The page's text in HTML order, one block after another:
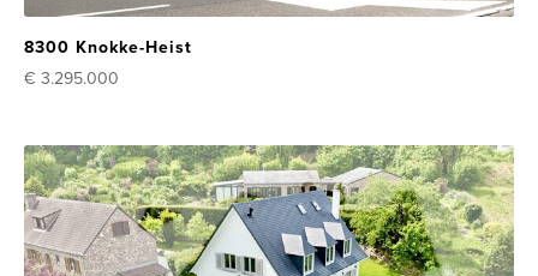
8300 Knokke-Heist
€ 3.295.000